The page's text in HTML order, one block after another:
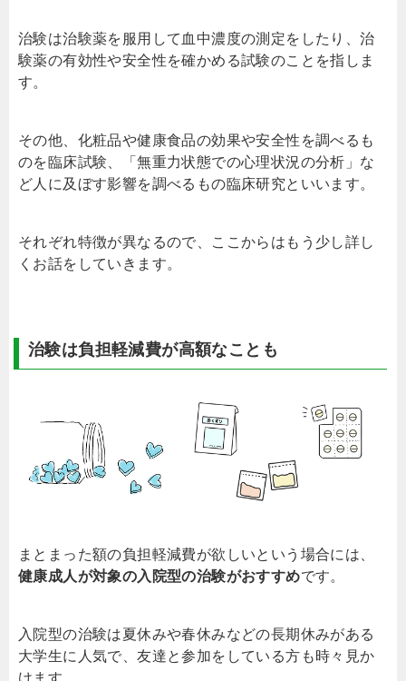
治験は治験薬を服用して血中濃度の測定をしたり、治
験薬の有効性や安全性を確かめる試験のことを指しま
す。
その他、化粧品や健康食品の効果や安全性を調べるも
のを臨床試験、「無重力状態での心理状況の分析」な
ど人に及ぼす影響を調べるもの臨床研究といいます。
それぞれ特徴が異なるので、ここからはもう少し詳し
くお話をしていきます。
治験は負担軽減費が高額なことも
まとまった額の負担軽減費が欲しいという場合には、
健康成人が対象の入院型の治験がおすすめです。
入院型の治験は夏休みや春休みなどの長期休みがある
大学生に人気で、友達と参加をしている方も時々見か
けます。